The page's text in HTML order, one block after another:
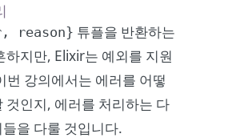
reason} 튜플을 반환하는
하지만, Elixir는 예외를 지원
번 강의에서는 에러를 어떻
것인지, 에러를 처리하는 다
을 다룰 것입니다.